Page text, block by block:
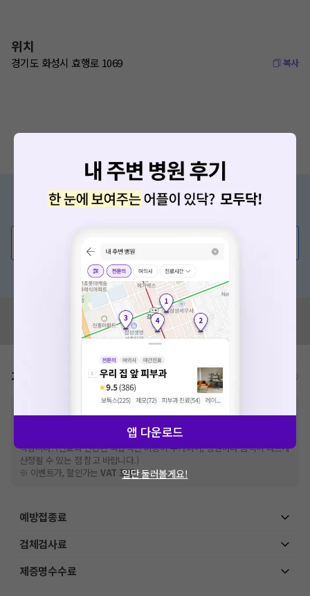
위치
경기도 화성시 효행로 1069 복사
증상/치료, 궁금한 점이 있나요?
💬 무엇이든 물어보세요
혹은, 의료상담 서비스에 다양한 게시글 보러가기
혹시 잘못된 병원정보가 있나요?
모두닥 팀에 알려주세요!
가격표 비급여/급여 진료란?
건강보험심사평가원에 고지되어 있는 급여 진료 기준 가
격입니다. (진료와 연관된 복합적인 비용이 추가되어, 병원마다 금액이 다르게
산정될 수 있는 점 참고 바랍니다.)
※ 이벤트가, 할인가는VAT 포함
예방접종료
검체검사료
제증명수수료
앱 다운로드
일단 둘러볼게요!